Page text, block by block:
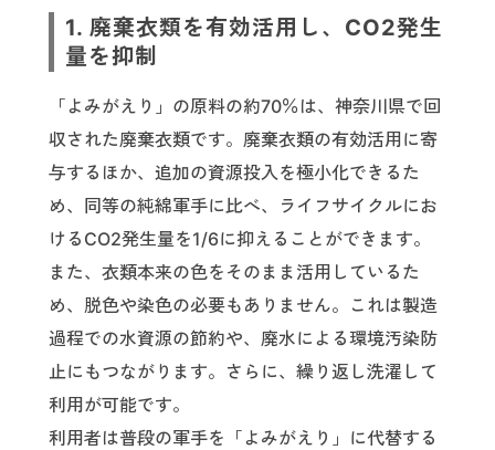
1. 廃棄衣類を有効活用し、CO2発生
量を抑制
「よみがえり」の原料の約70％は、神奈川県で回
収された廃棄衣類です。廃棄衣類の有効活用に寄
与するほか、追加の資源投入を極小化できるた
め、同等の純綿軍手に比べ、ライフサイクルにお
けるCO2発生量を1/6に抑えることができます。
また、衣類本来の色をそのまま活用しているた
め、脱色や染色の必要もありません。これは製造
過程での水資源の節約や、廃水による環境汚染防
止にもつながります。さらに、繰り返し洗濯して
利用が可能です。
利用者は普段の軍手を「よみがえり」に代替する